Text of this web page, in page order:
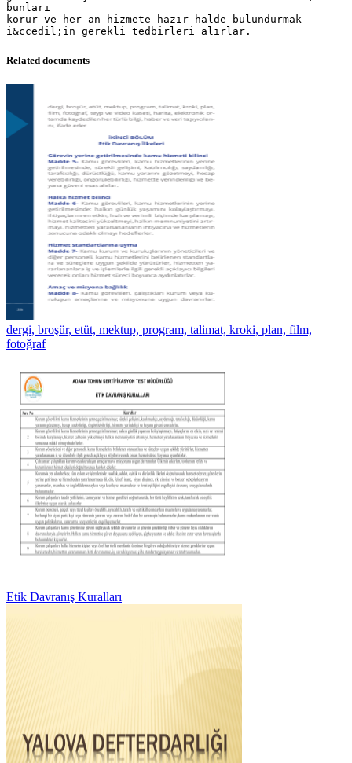
bunları
korur ve her an hizmete hazır halde bulundurmak
Related documents
dergi, broşür, etüt, mektup, program, talimat, kroki, plan, film,
fotoğraf
Etik Davranış Kuralları